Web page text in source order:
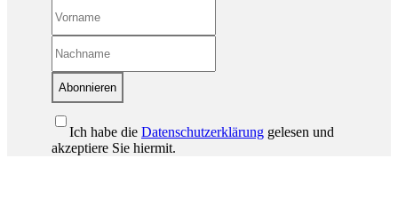
Abonnieren
Ich habe die Datenschutzerklärung gelesen und
akzeptiere Sie hiermit.